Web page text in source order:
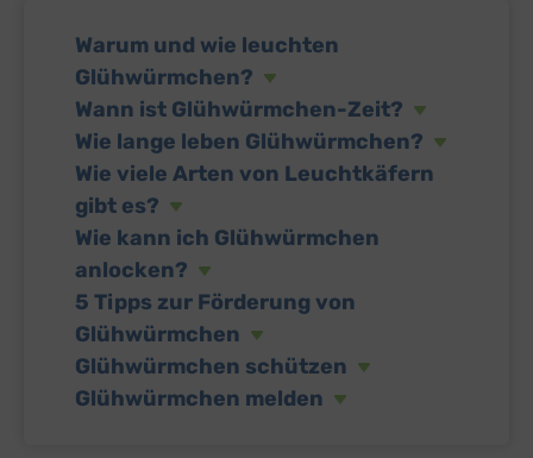
Warum und wie leuchten
Glühwürmchen?
Wann ist Glühwürmchen-Zeit?
Wie lange leben Glühwürmchen?
Wie viele Arten von Leuchtkäfern
gibt es?
Wie kann ich Glühwürmchen
anlocken?
5 Tipps zur Förderung von
Glühwürmchen
Glühwürmchen schützen
Glühwürmchen melden